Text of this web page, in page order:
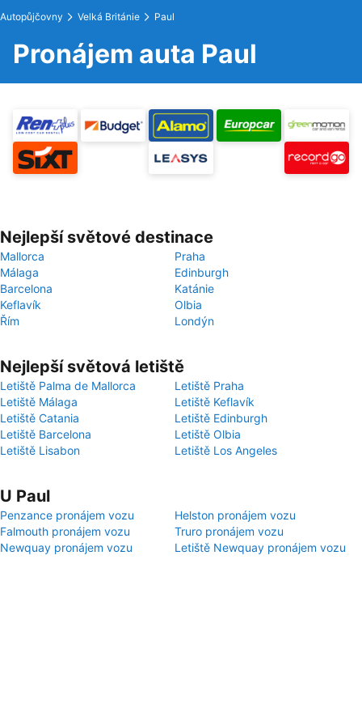
Autopůjčovny Velká Británie Paul
Pronájem auta Paul
Nejlepší světové destinace
Mallorca
Praha
Málaga
Edinburgh
Barcelona
Katánie
Keflavík
Olbia
Řím
Londýn
Nejlepší světová letiště
Letiště Palma de Mallorca
Letiště Praha
Letiště Málaga
Letiště Keflavík
Letiště Catania
Letiště Edinburgh
Letiště Barcelona
Letiště Olbia
Letiště Lisabon
Letiště Los Angeles
U Paul
Penzance pronájem vozu
Helston pronájem vozu
Falmouth pronájem vozu
Truro pronájem vozu
Newquay pronájem vozu
Letiště Newquay pronájem vozu